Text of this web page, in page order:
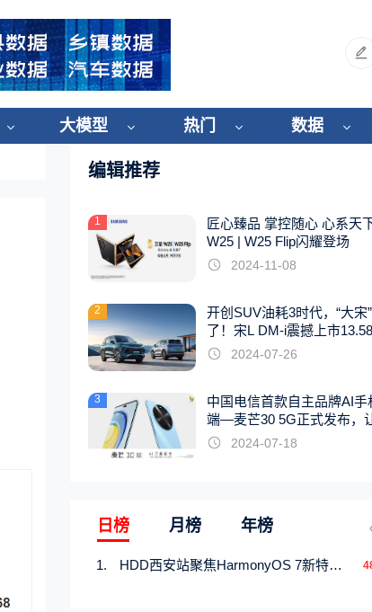
大模型 热门 数据
编辑推荐
1
匠心臻品 掌控随心 心系天
W25 | W25 Flip闪耀登场
2024-11-08
2
开创SUV油耗3时代，“大宋
了！宋L DM-i震撼上市
起
2024-07-26
3
中国电信首款自主品牌AI手
端—麦芒30 5G正式发布，
触手可及2024-07-18
日榜 月榜 年榜
HDD西安站聚焦HarmonyOS 7新特性，解锁从互联到智能的应用开发新范式